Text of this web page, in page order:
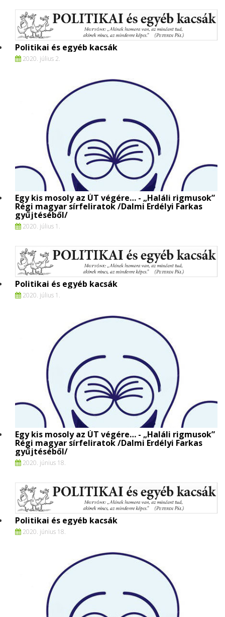
Politikai és egyéb kacsák
2020. július 2.
Egy kis mosoly az ÚT végére… - „Haláli rigmusok”
Régi magyar sírfeliratok /Dalmi Erdélyi Farkas
gyűjtéséből/
2020. július 1.
Politikai és egyéb kacsák
2020. július 1.
Egy kis mosoly az ÚT végére… - „Haláli rigmusok”
Régi magyar sírfeliratok /Dalmi Erdélyi Farkas
gyűjtéséből/
2020. június 18.
Politikai és egyéb kacsák
2020. június 18.